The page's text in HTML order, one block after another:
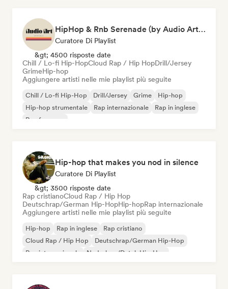
HipHop & Rnb Serenade (by Audio Art Central)
Curatore Di Playlist
&gt; 4500 risposte date
Chill / Lo-fi Hip-HopCloud Rap / Hip HopDrill/Jersey
GrimeHip-hop
Aggiungere artisti nelle mie playlist più seguite
Chill / Lo-fi Hip-Hop Drill/Jersey Grime
Hip-hop
Hip-hop strumentale
Rap internazionale
Rap in inglese
Rap francese
Hip-hop that makes you nod in silence
Curatore Di Playlist
&gt; 3500 risposte date
Rap cristianoCloud Rap / Hip Hop
Deutschrap/German Hip-HopHip-hopRap internazionale
Aggiungere artisti nelle mie playlist più seguite
Hip-hop Rap in inglese
Rap cristiano
Cloud Rap / Hip Hop
Deutschrap/German Hip-Hop
Rap internazionale
Nederhop/Dutch Hip-Hop